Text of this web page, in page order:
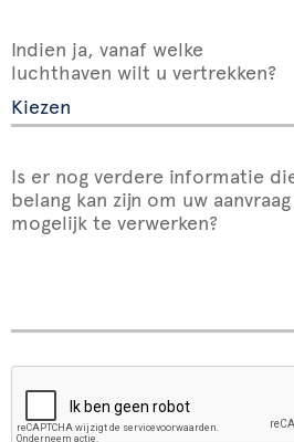
Indien ja, vanaf welke
luchthaven wilt u vertrekken?
Is er nog verdere informatie
belang kan zijn om uw
mogelijk te verwerken?